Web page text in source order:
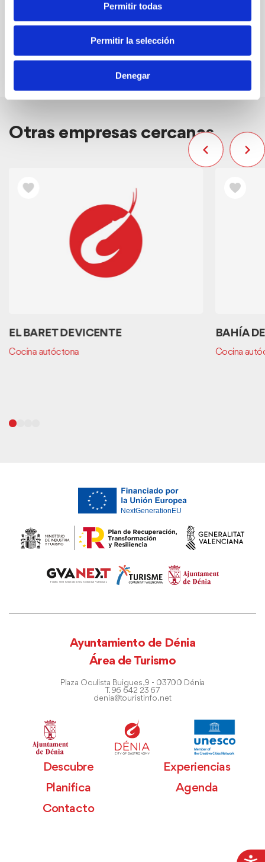
Permitir todas
Permitir la selección
Denegar
Otras empresas cercanas
EL BARET DE VICENTE
Cocina autóctona
BAHÍA
Cocina
Ayuntamiento de Dénia
Área de Turismo
Plaza Oculista Buigues, 9 - 03700 Dénia
T. 96 642 23 67
denia@touristinfo.net
Descubre
Experiencias
Planifica
Agenda
Contacto